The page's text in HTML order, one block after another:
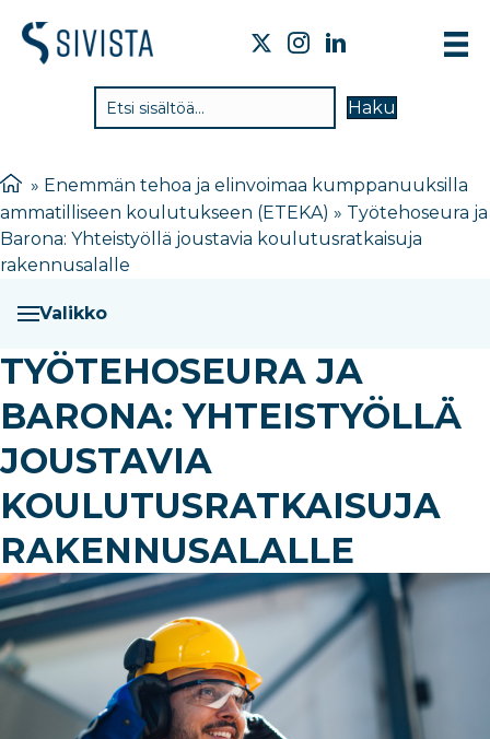
Haku
» Enemmän tehoa ja elinvoimaa kumppanuuksilla
ammatilliseen koulutukseen (ETEKA) » Työtehoseura ja
Barona: Yhteistyöllä joustavia koulutusratkaisuja
rakennusalalle
Valikko
TYÖTEHOSEURA JA
BARONA: YHTEISTYÖLLÄ
JOUSTAVIA
KOULUTUSRATKAISUJA
RAKENNUSALALLE